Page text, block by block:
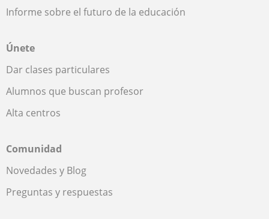
Informe sobre el futuro de la educación
Únete
Dar clases particulares
Alumnos que buscan profesor
Alta centros
Comunidad
Novedades y Blog
Preguntas y respuestas